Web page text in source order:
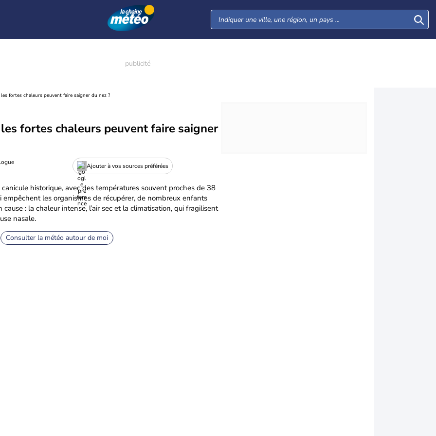
fortes chaleurs peuvent faire saigner du nez ?
fortes chaleurs peuvent faire saigner
Ajouter à vos sources préférées
historique, avec des températures souvent proches de 38
empêchent les organismes de récupérer, de nombreux enfants
: la chaleur intense, l’air sec et la climatisation, qui fragilisent
nasale.
Consulter la météo autour de moi